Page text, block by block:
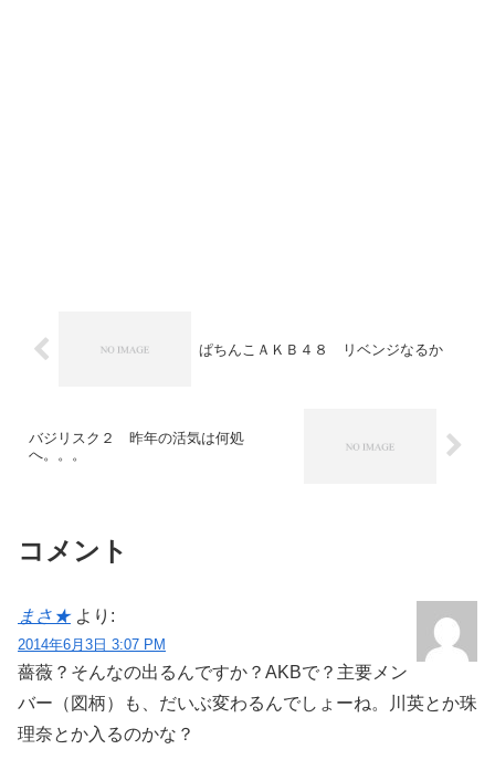
ぱちんこＡＫＢ４８ リベンジなるか
バジリスク２ 昨年の活気は何処
へ。。。
コメント
まさ★ より:
2014年6月3日 3:07 PM
薔薇？そんなの出るんですか？AKBで？主要メン
バー（図柄）も、だいぶ変わるんでしょーね。川英とか珠
理奈とか入るのかな？